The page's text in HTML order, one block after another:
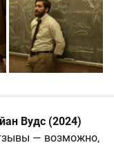
Вудс (2024)
— возможно,